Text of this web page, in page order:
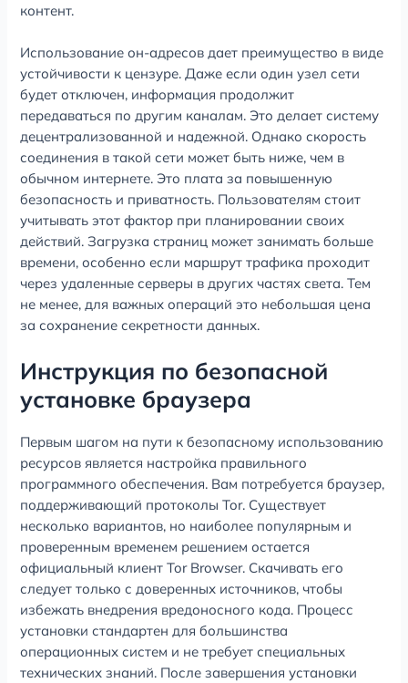
контент.
Использование он-адресов дает преимущество в виде
устойчивости к цензуре. Даже если один узел сети
будет отключен, информация продолжит
передаваться по другим каналам. Это делает систему
децентрализованной и надежной. Однако скорость
соединения в такой сети может быть ниже, чем в
обычном интернете. Это плата за повышенную
безопасность и приватность. Пользователям стоит
учитывать этот фактор при планировании своих
действий. Загрузка страниц может занимать больше
времени, особенно если маршрут трафика проходит
через удаленные серверы в других частях света. Тем
не менее, для важных операций это небольшая цена
за сохранение секретности данных.
Инструкция по безопасной
установке браузера
Первым шагом на пути к безопасному использованию
ресурсов является настройка правильного
программного обеспечения. Вам потребуется браузер,
поддерживающий протоколы Tor. Существует
несколько вариантов, но наиболее популярным и
проверенным временем решением остается
официальный клиент Tor Browser. Скачивать его
следует только с доверенных источников, чтобы
избежать внедрения вредоносного кода. Процесс
установки стандартен для большинства
операционных систем и не требует специальных
технических знаний. После завершения установки